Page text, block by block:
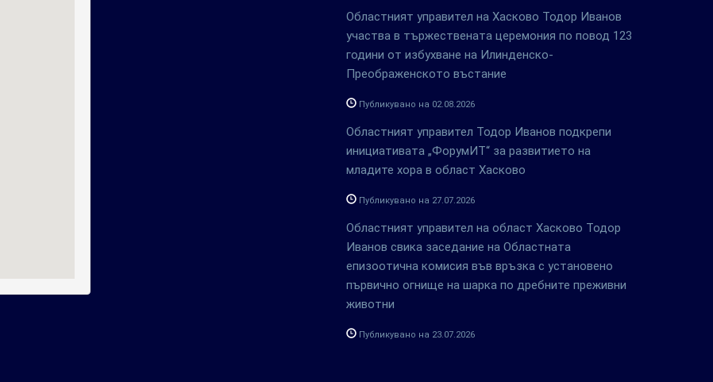
Областният управител на Хасково Тодор Иванов
участва в тържествената церемония по повод 123
години от избухване на Илинденско-
Преображенското въстание
Публикувано на 02.08.2026
Областният управител Тодор Иванов подкрепи
инициативата „ФорумИТ“ за развитието на
младите хора в област Хасково
Публикувано на 27.07.2026
Областният управител на област Хасково Тодор
Иванов свика заседание на Областната
епизоотична комисия във връзка с установено
първично огнище на шарка по дребните преживни
животни
Публикувано на 23.07.2026